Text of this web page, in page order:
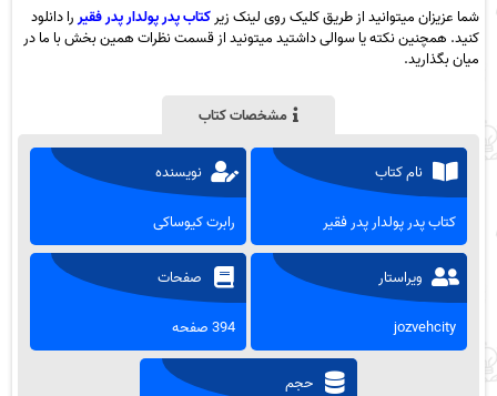
شما عزیزان میتوانید از طریق کلیک روی لینک زیرکتاب پدر پولدار پدر فقیررا دانلود
کنید. همچنین نکته یا سوالی داشتید میتونید از قسمت نظرات همین بخش با ما در
میان بگذارید.
مشخصات کتاب
نام کتاب
کتاب پدر پولدار پدر فقیر
نویسنده
رابرت کیوساکی
ویراستار
jozvehcity
صفحات
394 صفحه
حجم